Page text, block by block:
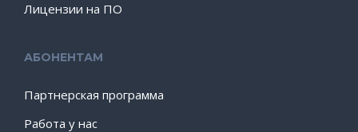
Лицензии на ПО
АБОНЕНТАМ
Партнерская программа
Работа у нас